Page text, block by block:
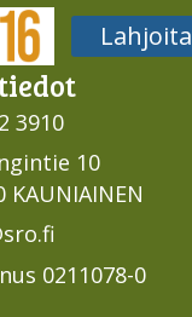
Lahjoita
3910
10
KAUNIAINEN
0211078-0